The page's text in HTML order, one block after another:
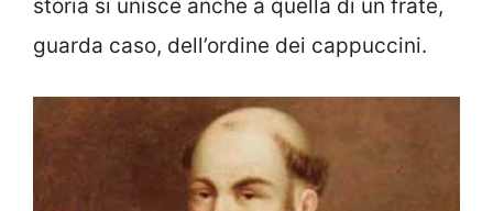
storia si unisce anche a quella di un frate,
guarda caso, dell’ordine dei cappuccini.